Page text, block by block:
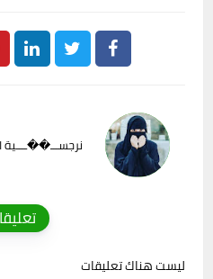
ليست هناك تعليقات